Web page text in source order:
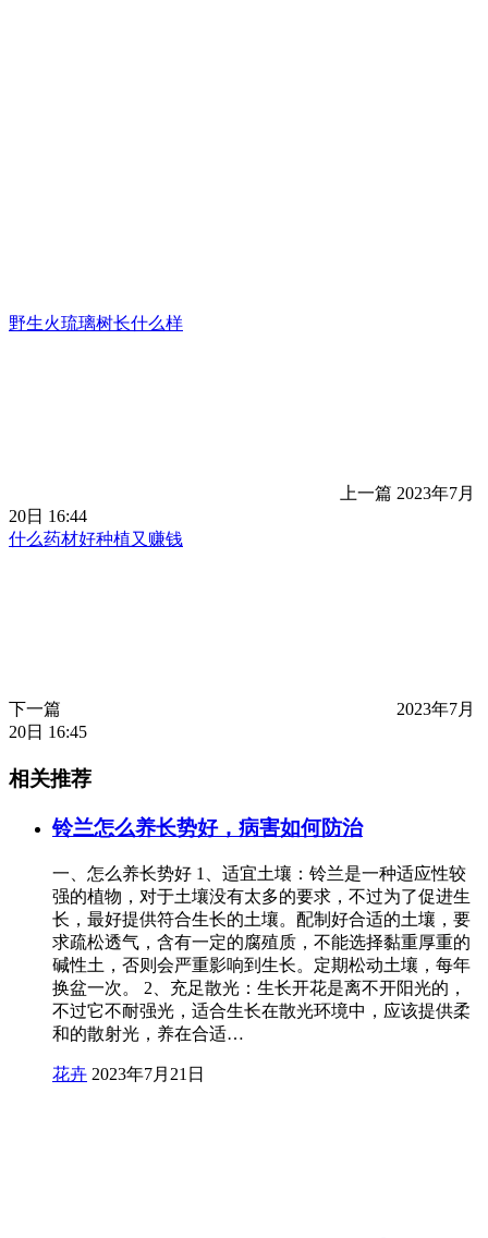
野生火琉璃树长什么样
上一篇 2023年7月
20日 16:44
什么药材好种植又赚钱
下一篇
2023年7月
20日 16:45
相关推荐
铃兰怎么养长势好，病害如何防治
一、怎么养长势好 1、适宜土壤：铃兰是一种适应性较
强的植物，对于土壤没有太多的要求，不过为了促进生
长，最好提供符合生长的土壤。配制好合适的土壤，要
求疏松透气，含有一定的腐殖质，不能选择黏重厚重的
碱性土，否则会严重影响到生长。定期松动土壤，每年
换盆一次。 2、充足散光：生长开花是离不开阳光的，
不过它不耐强光，适合生长在散光环境中，应该提供柔
和的散射光，养在合适…
花卉 2023年7月21日